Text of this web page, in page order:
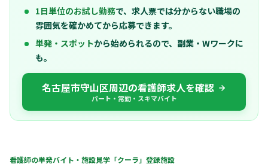
1日単位のお試し勤務で、求人票では分からない職場の
雰囲気を確かめてから応募できます。
単発・スポットから始められるので、副業・Wワークに
も。
名古屋市守山区周辺の看護師求人を確認
パート・常勤・スキマバイト
看護師の単発バイト・施設見学「クーラ」登録施設